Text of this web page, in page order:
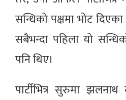
सन्धिको पक्षमा भोट दिएका
सबैभन्दा पहिला यो
पनि थिए।
पार्टीभित्र सुरुमा